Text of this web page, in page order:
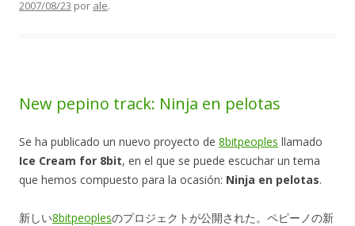
2007/08/23 por ale.
New pepino track: Ninja en pelotas
Se ha publicado un nuevo proyecto de 8bitpeoples llamado
Ice Cream for 8bit, en el que se puede escuchar un tema
que hemos compuesto para la ocasión: Ninja en pelotas.
新しい8bitpeoplesのプロジェクトが公開された。ペピーノの新